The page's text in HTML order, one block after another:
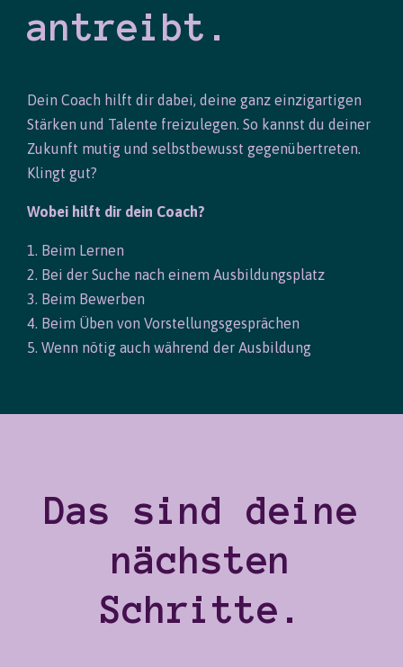
antreibt.
Dein Coach hilft dir dabei, deine ganz einzigartigen
Stärken und Talente freizulegen. So kannst du deiner
Zukunft mutig und selbstbewusst gegenübertreten.
Klingt gut?
Wobei hilft dir dein Coach?
1. Beim Lernen
2. Bei der Suche nach einem Ausbildungsplatz
3. Beim Bewerben
4. Beim Üben von Vorstellungsgesprächen
5. Wenn nötig auch während der Ausbildung
Das sind deine
nächsten
Schritte.